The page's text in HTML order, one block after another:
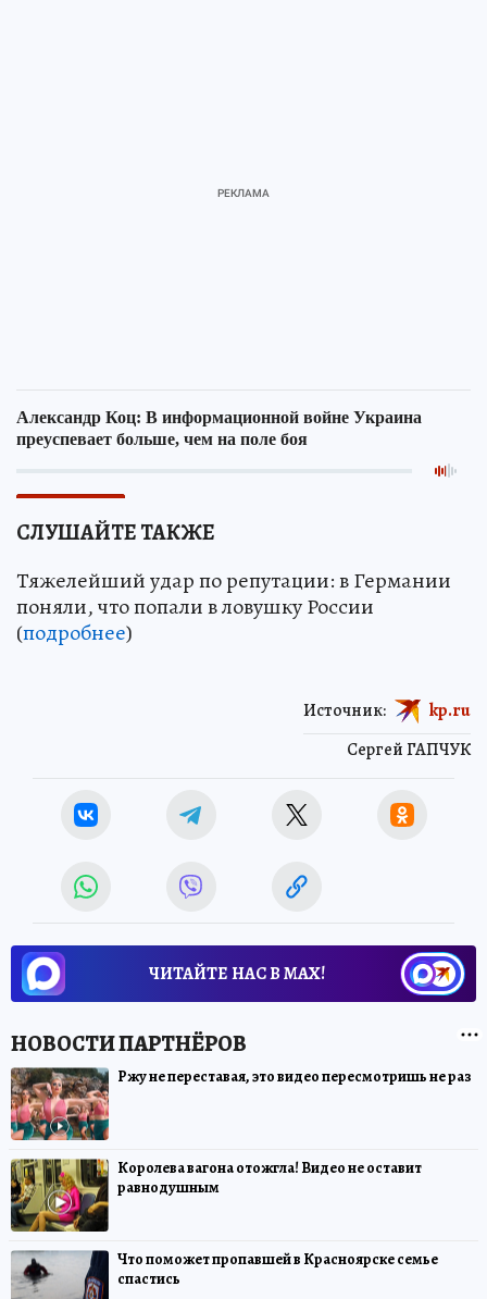
СЛУШАЙТЕ ТАКЖЕ
Тяжелейший удар по репутации: в Германии
поняли, что попали в ловушку России
(подробнее)
Сергей ГАПЧУК
Источник: kp.ru
ЧИТАЙТЕ НАС В МАХ!
Ржу не переставая, это видео пересмотришь не раз
Королева вагона отожгла! Видео не оставит
равнодушным
Что поможет пропавшей в Красноярске семье
спастись